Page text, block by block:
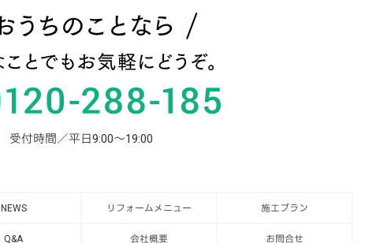
受付時間／平日9:00～19:00
NEWS リフォームメニュー 施工プラン
Q&A 会社概要 お問合せ